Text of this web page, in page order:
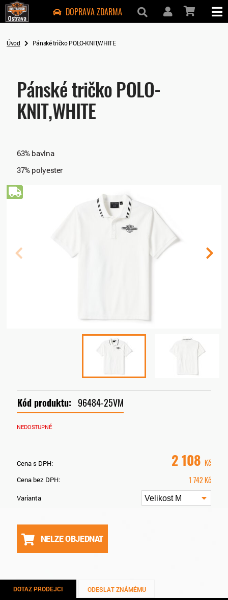
DOPRAVA ZDARMA
Úvod Pánské tričko POLO-KNIT,WHITE
Pánské tričko POLO-
KNIT,WHITE
63% bavlna
37% polyester
Doprava zdarma
Kód produktu: 96484-25VM
NEDOSTUPNÉ
Cena s DPH: 2 108 Kč
Cena bez DPH: 1 742Kč
Varianta Velikost M
NELZE OBJEDNAT
DOTAZ PRODEJCI ODESLAT ZNÁMÉMU